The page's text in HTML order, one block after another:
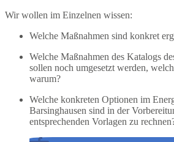
Wir wollen im Einzelnen wissen:
Welche Maßnahmen sind konkret
Welche Maßnahmen des Katalogs
sollen noch umgesetzt werden,
warum?
Welche konkreten Optionen im
Barsinghausen sind in der
entsprechenden Vorlagen zu